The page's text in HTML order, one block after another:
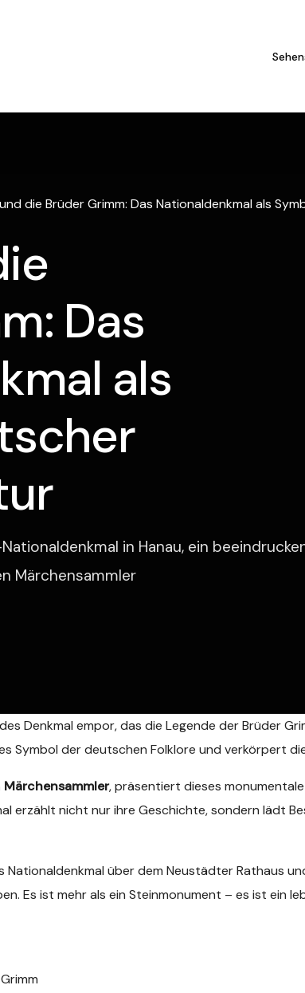
die Brüder Grimm: Das Nationaldenkmal als
Das
als
in Hanau, ein
Märchensammler
Denkmal empor, das die Legende der Brüder
Symbol der deutschen Folklore und verkörpert
Märchensammler, präsentiert dieses
erzählt nicht nur ihre Geschichte, sondern lädt
Nationaldenkmal über dem Neustädter Rathaus
Es ist mehr als ein Steinmonument – es ist ein